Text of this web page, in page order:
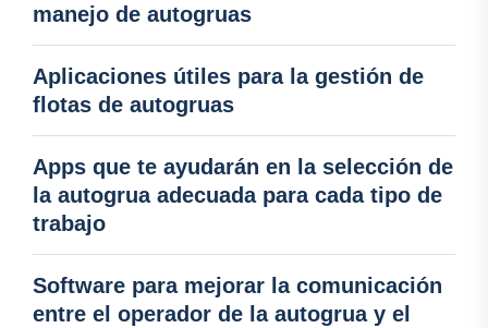
manejo de autogruas
Aplicaciones útiles para la gestión de
flotas de autogruas
Apps que te ayudarán en la selección de
la autogrua adecuada para cada tipo de
trabajo
Software para mejorar la comunicación
entre el operador de la autogrua y el